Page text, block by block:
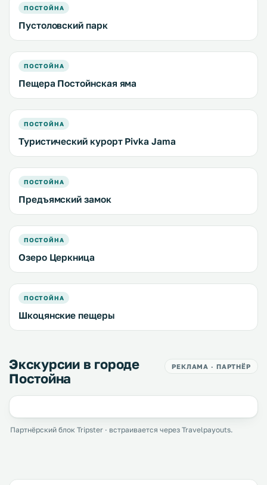
ПОСТОЙНА
Пустоловский парк
ПОСТОЙНА
Пещера Постойнская яма
ПОСТОЙНА
Туристический курорт Pivka Jama
ПОСТОЙНА
Предъямский замок
ПОСТОЙНА
Озеро Церкница
ПОСТОЙНА
Шкоцянские пещеры
Экскурсии в городе
Постойна
РЕКЛАМА · ПАРТНЁР
Партнёрский блок Tripster · встраивается через Travelpayouts.